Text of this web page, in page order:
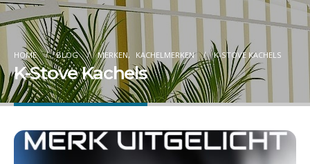
HOME BLOG MERKEN, KACHELMERKEN K-STOVE KACHELS
K-Stove Kachels